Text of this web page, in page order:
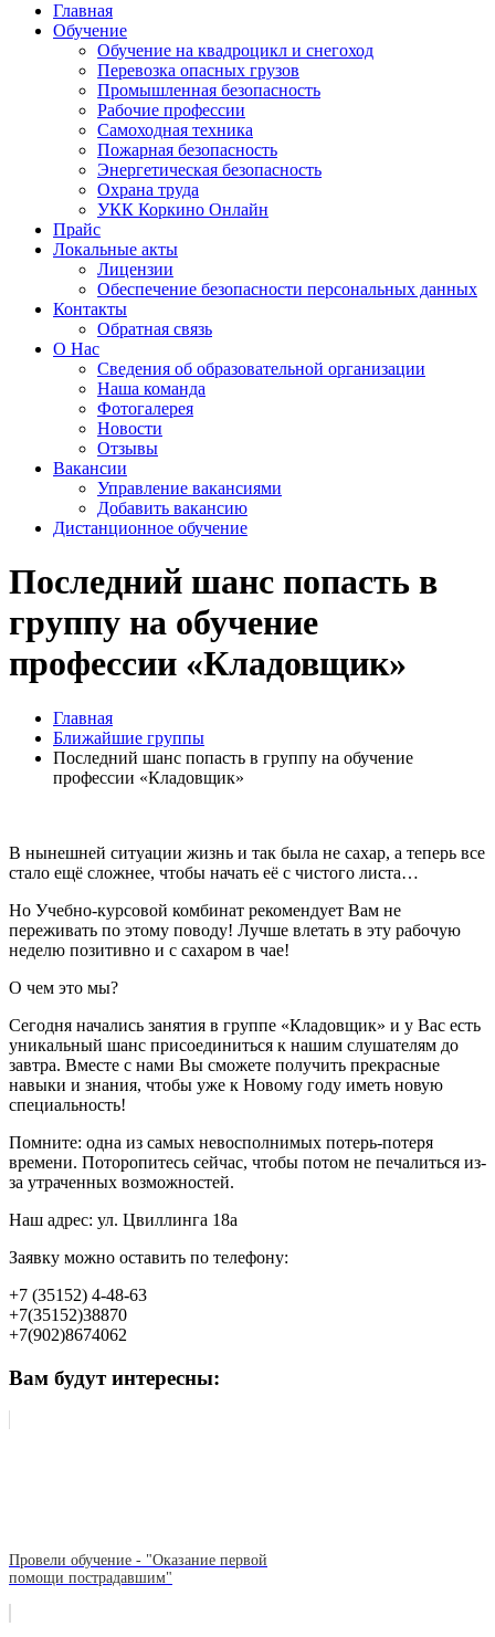
Главная
Обучение
Обучение на квадроцикл и снегоход
Перевозка опасных грузов
Промышленная безопасность
Рабочие профессии
Самоходная техника
Пожарная безопасность
Энергетическая безопасность
Охрана труда
УКК Коркино Онлайн
Прайс
Локальные акты
Лицензии
Обеспечение безопасности персональных данных
Контакты
Обратная связь
О Нас
Сведения об образовательной организации
Наша команда
Фотогалерея
Новости
Отзывы
Вакансии
Управление вакансиями
Добавить вакансию
Дистанционное обучение
Последний шанс попасть в
группу на обучение
профессии «Кладовщик»
Главная
Ближайшие группы
Последний шанс попасть в группу на обучение
профессии «Кладовщик»
В нынешней ситуации жизнь и так была не сахар, а теперь все
стало ещё сложнее, чтобы начать её с чистого листа…
Но Учебно-курсовой комбинат рекомендует Вам не
переживать по этому поводу! Лучше влетать в эту рабочую
неделю позитивно и с сахаром в чае!
О чем это мы?
Сегодня начались занятия в группе «Кладовщик» и у Вас есть
уникальный шанс присоединиться к нашим слушателям до
завтра. Вместе с нами Вы сможете получить прекрасные
навыки и знания, чтобы уже к Новому году иметь новую
специальность!
Помните: одна из самых невосполнимых потерь-потеря
времени. Поторопитесь сейчас, чтобы потом не печалиться из-
за утраченных возможностей.
Наш адрес: ул. Цвиллинга 18а
Заявку можно оставить по телефону:
+7 (35152) 4-48-63
+7(35152)38870
+7(902)8674062
Вам будут интересны:
Провели обучение - "Оказание первой
помощи пострадавшим"